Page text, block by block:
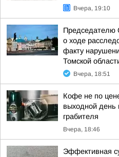
Вчера, 19:10
Председателю
о ходе
факту
Томской
Вчера, 18:51
Кофе не по
выходной день
грабителя
Вчера, 18:46
Эффективная